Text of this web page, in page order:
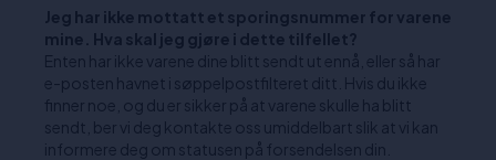
Jeg har ikke mottatt et sporingsnummer for varene
mine. Hva skal jeg gjøre i dette tilfellet?
Enten har ikke varene dine blitt sendt ut ennå, eller så har
e-posten havnet i søppelpostfilteret ditt. Hvis du ikke
finner noe, og du er sikker på at varene skulle ha blitt
sendt, ber vi deg kontakte oss umiddelbart slik at vi kan
informere deg om statusen på forsendelsen din.